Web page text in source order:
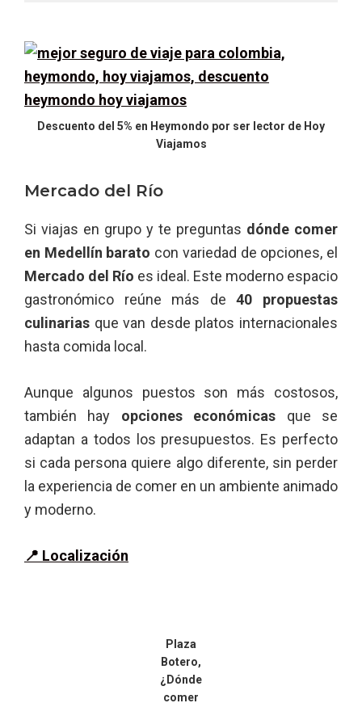
Descuento del 5% en Heymondo por ser lector de Hoy
Viajamos
Mercado del Río
Si viajas en grupo y te preguntas dónde comer
en Medellín barato con variedad de opciones, el
Mercado del Río es ideal. Este moderno espacio
gastronómico reúne más de40 propuestas
culinarias que van desde platos internacionales
hasta comida local.
Aunque algunos puestos son más costosos,
también hay opciones económicas que se
adaptan a todos los presupuestos. Es perfecto
si cada persona quiere algo diferente, sin perder
la experiencia de comer en un ambiente animado
y moderno.
📍 Localización
Plaza
Botero,
¿Dónde
comer